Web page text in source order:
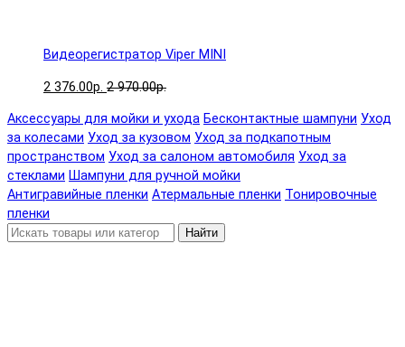
Видеорегистратор Viper MINI
2 376.00р. 2 970.00р.
Аксессуары для мойки и ухода Бесконтактные шампуни Уход
за колесами Уход за кузовом Уход за подкапотным
пространством Уход за салоном автомобиля Уход за
стеклами Шампуни для ручной мойки
Антигравийные пленки Атермальные пленки Тонировочные
пленки
Найти